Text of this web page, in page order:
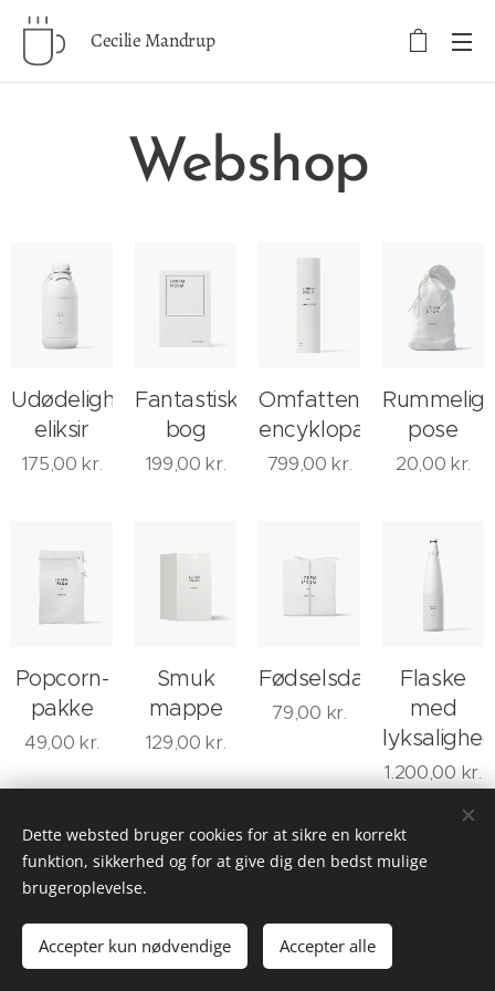
Cecilie Mandrup
Webshop
Udødelighedens
eliksir
175,00 kr.
Fantastisk
bog
199,00 kr.
Omfattende
encyklopædi
799,00 kr.
Rummelig
pose
20,00 kr.
Popcorn-
pakke
49,00 kr.
Smuk
mappe
129,00 kr.
Fødselsdagsboks
79,00 kr.
Flaske
med
1.200,00 kr.
Danmark
Cookies
Dette websted bruger cookies for at sikre en korrekt
funktion, sikkerhed og for at give dig den bedst mulige
brugeroplevelse.
Accepter kun nødvendige Accepter alle